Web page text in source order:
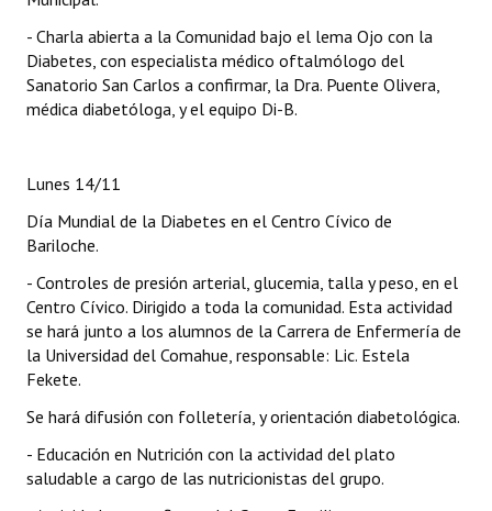
- Charla abierta a la Comunidad bajo el lema Ojo con la
Diabetes, con especialista médico oftalmólogo del
Sanatorio San Carlos a confirmar, la Dra. Puente Olivera,
médica diabetóloga, y el equipo Di-B.
Lunes 14/11
Día Mundial de la Diabetes en el Centro Cívico de
Bariloche.
- Controles de presión arterial, glucemia, talla y peso, en el
Centro Cívico. Dirigido a toda la comunidad. Esta actividad
se hará junto a los alumnos de la Carrera de Enfermería de
la Universidad del Comahue, responsable: Lic. Estela
Fekete.
Se hará difusión con folletería, y orientación diabetológica.
- Educación en Nutrición con la actividad del plato
saludable a cargo de las nutricionistas del grupo.